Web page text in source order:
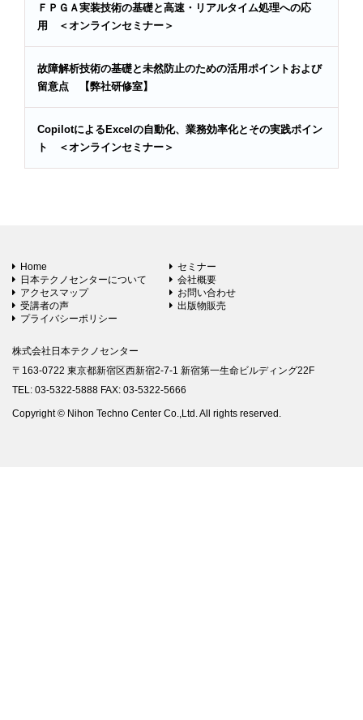
ＦＰＧＡ実装技術の基礎と高速・リアルタイム処理への応
用 ＜オンラインセミナー＞
故障解析技術の基礎と未然防止のための活用ポイントおよび
留意点 【弊社研修室】
CopilotによるExcelの自動化、業務効率化とその実践ポイン
ト ＜オンラインセミナー＞
Home
セミナー
日本テクノセンターについて
会社概要
アクセスマップ
お問い合わせ
受講者の声
出版物販売
プライバシーポリシー
株式会社日本テクノセンター
〒163-0722 東京都新宿区西新宿2-7-1 新宿第一生命ビルディング22F
TEL: 03-5322-5888 FAX: 03-5322-5666
Copyright © Nihon Techno Center Co.,Ltd. All rights reserved.